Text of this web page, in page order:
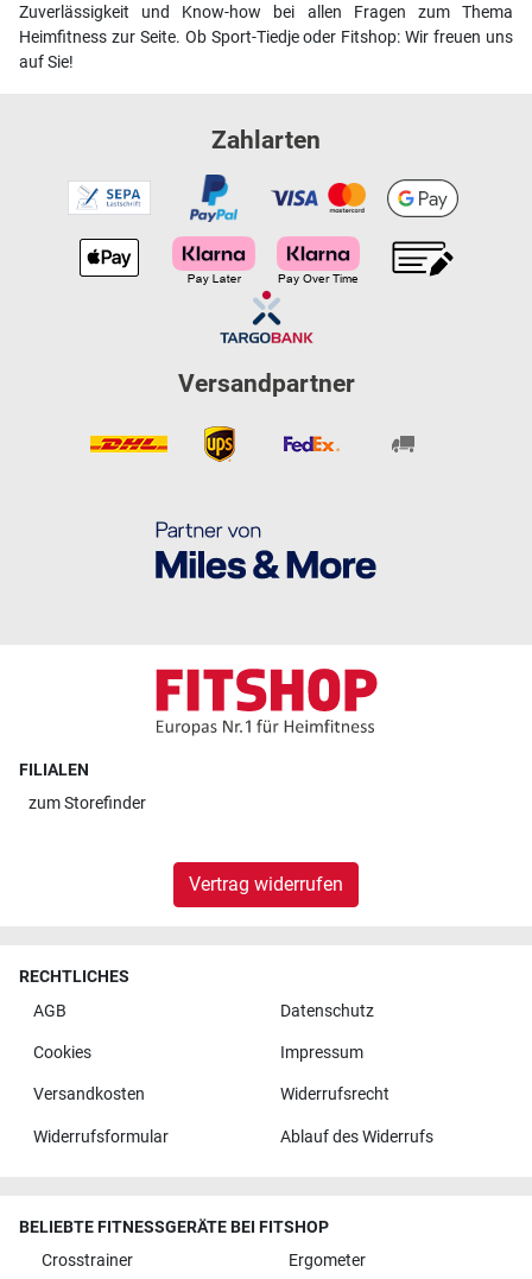
Zuverlässigkeit und Know-how bei allen Fragen zum Thema
Heimfitness zur Seite. Ob Sport-Tiedje oder Fitshop: Wir freuen uns
auf Sie!
Zahlarten
Versandpartner
FILIALEN
zumStorefinder
Vertrag widerrufen
RECHTLICHES
AGB
Datenschutz
Cookies Impressum
Versandkosten Widerrufsrecht
Widerrufsformular Ablauf des Widerrufs
BELIEBTE FITNESSGERÄTE BEI FITSHOP
Crosstrainer
Ergometer